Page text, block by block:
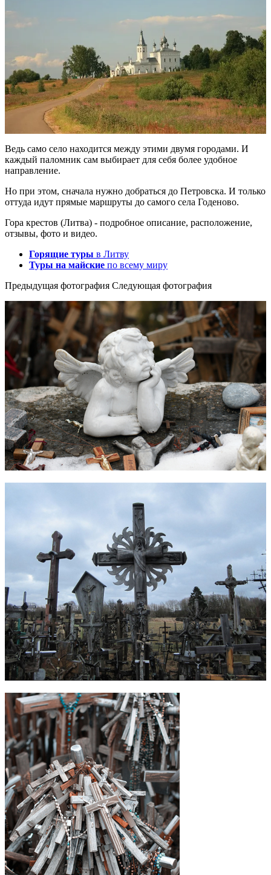
Ведь само село находится между этими двумя городами. И
каждый паломник сам выбирает для себя более удобное
направление.
Но при этом, сначала нужно добраться до Петровска. И только
оттуда идут прямые маршруты до самого села Годеново.
Гора крестов (Литва) - подробное описание, расположение,
отзывы, фото и видео.
Горящие туры в Литву
Туры на майские по всему миру
Предыдущая фотография Следующая фотография